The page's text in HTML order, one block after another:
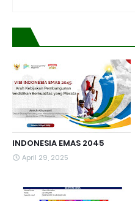
INDONESIA EMAS 2045
April 29, 2025